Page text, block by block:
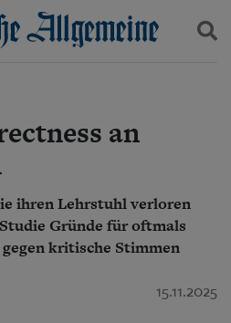
Leben
an
ihren Lehrstuhl verloren
Gründe für oftmals
kritische Stimmen
15.11.2025